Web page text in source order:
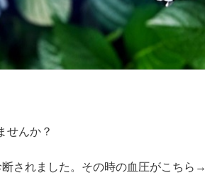
せんか？
されました。その時の血圧がこちら→